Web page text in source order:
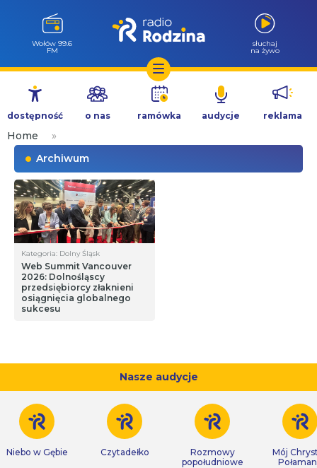
Przejdź
treści
Wołów 99.6
FM
słuchaj
na żywo
dostępność o nas ramówka audycje reklama
Home
»
Archiwum
Kategoria: Dolny Śląsk
Web Summit Vancouver
2026: Dolnośląscy
przedsiębiorcy złaknieni
osiągnięcia globalnego
sukcesu
Nasze audycje
Niebo w Gębie Czytadełko
Rozmowy
popołudniowe
Mój